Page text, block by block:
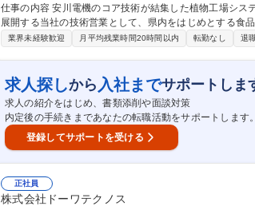
仕事の内容 安川電機のコア技術が結集した植物工場シ
展開する当社の技術営業として、県内をはじめとする食
決型の 営業職をお任せします。ゆくゆくのご期待としては、製品の説明役に留まらず製造工程上の課題を特定
導くアプローチを期待しております。”人口減少”や”食
込み未来の食卓のカタチを変えていくやりがいのある仕事です。 募集職種 新潟/見附【法人営業】
ト」で創る未来の食卓/安川電機100%子会社
業界未経験歓迎 月平均残業時間20時間以内 転勤なし 退
求人探しから 入社までサポートしま
求人の紹介をはじめ、書類添削や面談対策
内定後の手続きまであなたの転職活動をサポートします。
登録してサポートを受ける
正社員
株式会社ドーワテクノス